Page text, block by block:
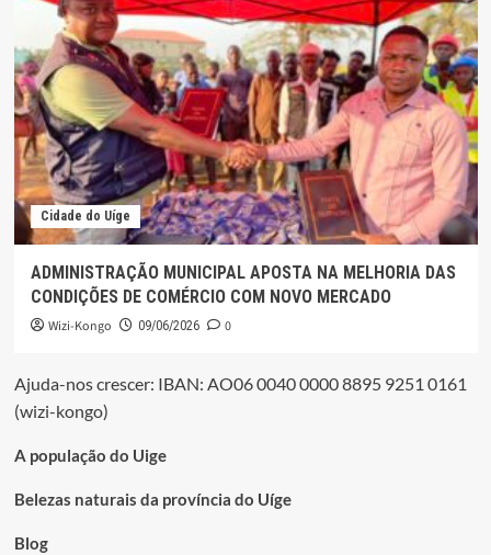
Cidade do Uíge
ADMINISTRAÇÃO MUNICIPAL APOSTA NA MELHORIA DAS
CONDIÇÕES DE COMÉRCIO COM NOVO MERCADO
Wizi-Kongo 09/06/2026 0
Ajuda-nos crescer: IBAN: AO06 0040 0000 8895 9251 0161
(wizi-kongo)
A população do Uige
Belezas naturais da província do Uíge
Blog